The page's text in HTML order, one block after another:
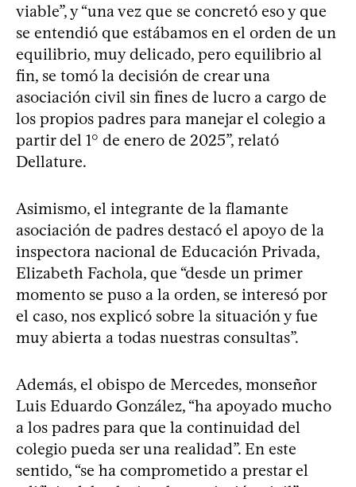
viable”, y “una vez que se concretó eso y que
se entendió que estábamos en el orden de un
equilibrio, muy delicado, pero equilibrio al
fin, se tomó la decisión de crear una
asociación civil sin fines de lucro a cargo de
los propios padres para manejar el colegio a
partir del 1° de enero de 2025”, relató
Dellature.
Asimismo, el integrante de la flamante
asociación de padres destacó el apoyo de la
inspectora nacional de Educación Privada,
Elizabeth Fachola, que “desde un primer
momento se puso a la orden, se interesó por
el caso, nos explicó sobre la situación y fue
muy abierta a todas nuestras consultas”.
Además, el obispo de Mercedes, monseñor
Luis Eduardo González, “ha apoyado mucho
a los padres para que la continuidad del
colegio pueda ser una realidad”. En este
sentido, “se ha comprometido a prestar el